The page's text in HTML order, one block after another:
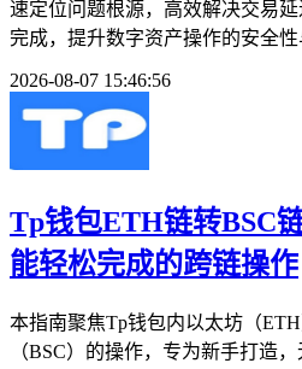
速定位问题根源，高效解决交易
完成，提升数字资产操作的安全
2026-08-07 15:46:56
Tp钱包ETH链转BSC
能轻松完成的跨链操作
本指南聚焦Tp钱包内以太坊（
（BSC）的操作，专为新手打造